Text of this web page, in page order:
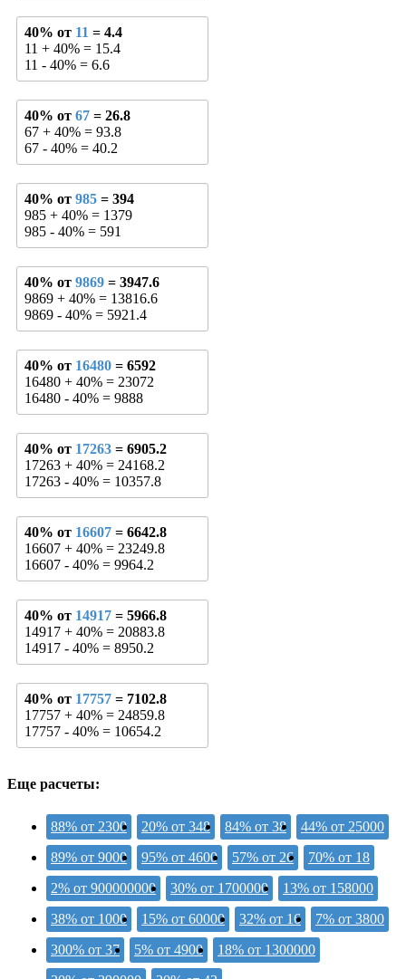
40% от 11 = 4.4
11 + 40% = 15.4
11 - 40% = 6.6
40% от 67 = 26.8
67 + 40% = 93.8
67 - 40% = 40.2
40% от 985 = 394
985 + 40% = 1379
985 - 40% = 591
40% от 9869 = 3947.6
9869 + 40% = 13816.6
9869 - 40% = 5921.4
40% от 16480 = 6592
16480 + 40% = 23072
16480 - 40% = 9888
40% от 17263 = 6905.2
17263 + 40% = 24168.2
17263 - 40% = 10357.8
40% от 16607 = 6642.8
16607 + 40% = 23249.8
16607 - 40% = 9964.2
40% от 14917 = 5966.8
14917 + 40% = 20883.8
14917 - 40% = 8950.2
40% от 17757 = 7102.8
17757 + 40% = 24859.8
17757 - 40% = 10654.2
Еще расчеты:
88% от 2300 20% от 348 84% от 38
44% от 25000
89% от 9000
95% от 4600 57% от 26
70% от 18
2% от 900000000
30% от 1700000
13% от 158000
38% от 1000
15% от 60000 32% от 16
7% от 3800
300% от 37
5% от 4900
18% от 1300000